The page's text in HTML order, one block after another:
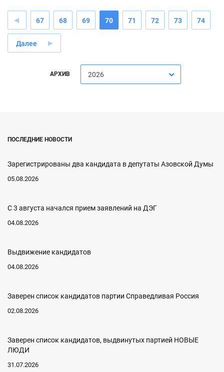
67 68 69 70 71 72 73 74
Далее
АРХИВ 2026
ПОСЛЕДНИЕ НОВОСТИ
Зарегистрированы два кандидата в депутаты Азовской Думы
05.08.2026
С 3 августа начался прием заявлений на ДЭГ
04.08.2026
Выдвижение кандидатов
04.08.2026
Заверен список кандидатов партии Справедливая Россия
02.08.2026
Заверен список кандидатов, выдвинутых партией НОВЫЕ
ЛЮДИ
31.07.2026